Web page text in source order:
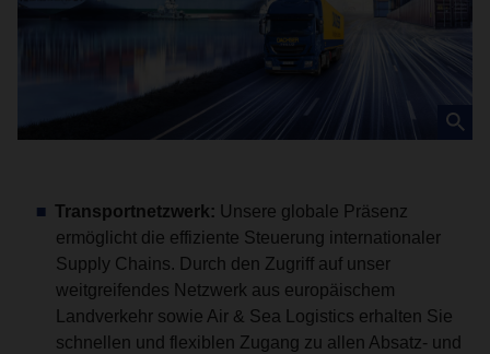
Transportnetzwerk: Unsere globale Präsenz
ermöglicht die effiziente Steuerung internationaler
Supply Chains. Durch den Zugriff auf unser
weitgreifendes Netzwerk aus europäischem
Landverkehr sowie Air & Sea Logistics erhalten Sie
schnellen und flexiblen Zugang zu allen Absatz- und